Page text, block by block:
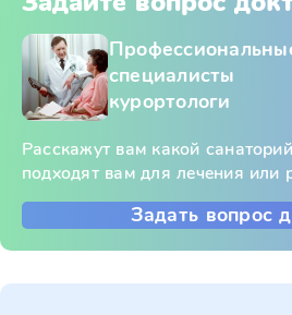
специалисты
курортологи
Расскажут вам какой
подходят вам для лечения или
Задать вопрос